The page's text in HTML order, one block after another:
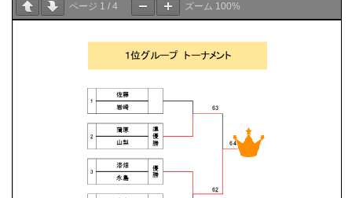
ページ 1 / 4 ズーム 100%